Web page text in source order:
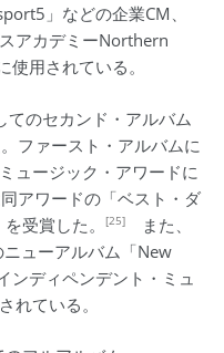
」などの企業CM、
アカデミーNorthern
使用されている。
のセカンド・アルバム
ファースト・アルバムに
ュージック・アワードに
アワードの「ベスト・ダ
受賞した。
[25]
また、
ューアルバム「New
ンディペンデント・ミュ
れている。